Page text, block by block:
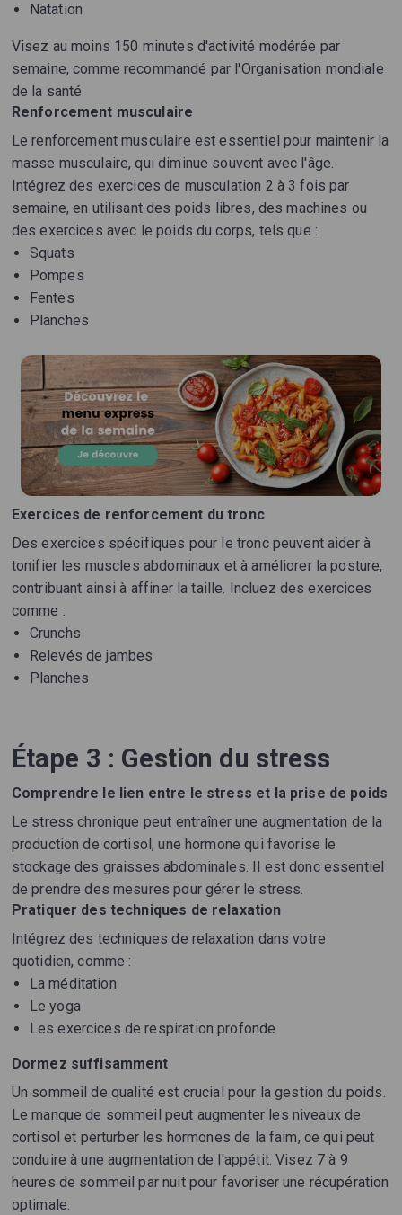
Natation
Visez au moins 150 minutes d'activité modérée par
semaine, comme recommandé par l'Organisation mondiale
de la santé.
Renforcement musculaire
Le renforcement musculaire est essentiel pour maintenir la
masse musculaire, qui diminue souvent avec l'âge.
Intégrez des exercices de musculation 2 à 3 fois par
semaine, en utilisant des poids libres, des machines ou
des exercices avec le poids du corps, tels que :
Squats
Pompes
Fentes
Planches
Exercices de renforcement du tronc
Des exercices spécifiques pour le tronc peuvent aider à
tonifier les muscles abdominaux et à améliorer la posture,
contribuant ainsi à affiner la taille. Incluez des exercices
comme :
Crunchs
Relevés de jambes
Planches
Étape 3 : Gestion du stress
Comprendre le lien entre le stress et la prise de poids
Le stress chronique peut entraîner une augmentation de la
production de cortisol, une hormone qui favorise le
stockage des graisses abdominales. Il est donc essentiel
de prendre des mesures pour gérer le stress.
Pratiquer des techniques de relaxation
Intégrez des techniques de relaxation dans votre
quotidien, comme :
La méditation
Le yoga
Les exercices de respiration profonde
Dormez suffisamment
Un sommeil de qualité est crucial pour la gestion du poids.
Le manque de sommeil peut augmenter les niveaux de
cortisol et perturber les hormones de la faim, ce qui peut
conduire à une augmentation de l'appétit. Visez 7 à 9
heures de sommeil par nuit pour favoriser une récupération
optimale.